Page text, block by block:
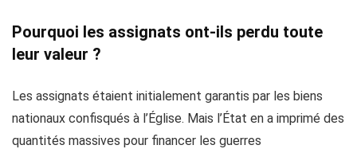
Pourquoi les assignats ont-ils perdu toute
leur valeur ?
Les assignats étaient initialement garantis par les biens
nationaux confisqués à l’Église. Mais l’État en a imprimé des
quantités massives pour financer les guerres